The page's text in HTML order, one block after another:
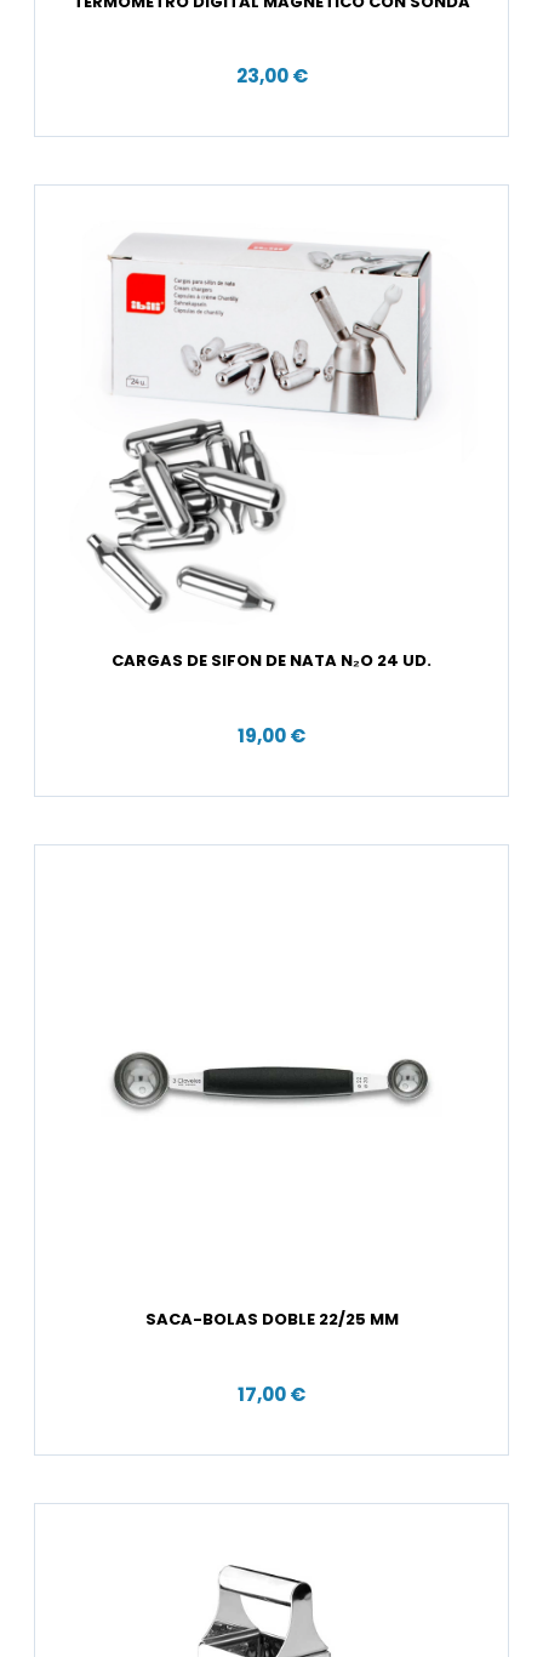
23,00 €
CARGAS DE SIFON DE NATA N₂O 24 UD.
19,00 €
SACA-BOLAS DOBLE 22/25 MM
17,00 €